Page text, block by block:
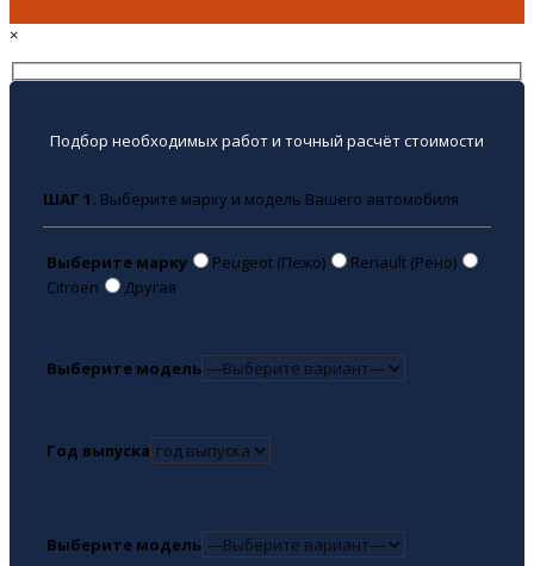
×
Подбор необходимых работ и точный расчёт стоимости
ШАГ 1. Выберите марку и модель Вашего автомобиля
Выберите марку Peugeot (Пежо)
Renault (Рено)
Citroen
Другая
Выберите модель
Год выпуска
Выберите модель